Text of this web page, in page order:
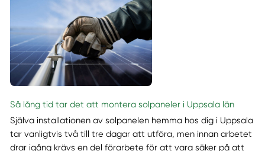
Så lång tid tar det att montera solpaneler i Uppsala län
Själva installationen av solpanelen hemma hos dig i Uppsala
tar vanligtvis två till tre dagar att utföra, men innan arbetet
drar igång krävs en del förarbete för att vara säker på att